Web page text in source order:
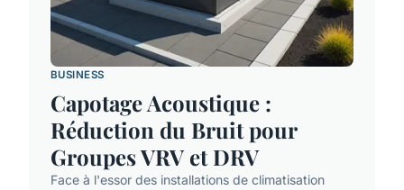
BUSINESS
Capotage Acoustique :
Réduction du Bruit pour
Groupes VRV et DRV
Face à l'essor des installations de climatisation